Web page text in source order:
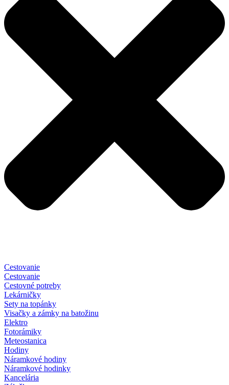
Cestovanie
Cestovanie
Cestovné potreby
Lekárničky
Sety na topánky
Visačky a zámky na batožinu
Elektro
Fotorámiky
Meteostanica
Hodiny
Náramkové hodiny
Náramkové hodinky
Kancelária